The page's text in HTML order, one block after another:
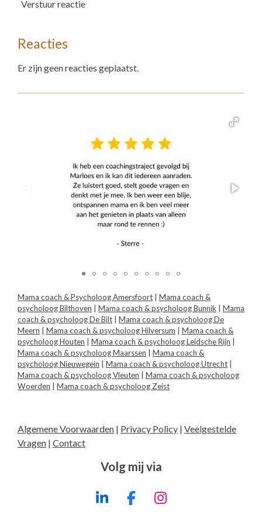
Verstuur reactie
Reacties
Er zijn geen reacties geplaatst.
Mama coach & Psycholoog Amersfoort
Mama coach &
psycholoog Bilthoven
Mama coach & psycholoog Bunnik
Mama
coach & psycholoog De Bilt
Mama coach & psycholoog De
Meern
Mama coach & psycholoog Hilversum
Mama coach &
psycholoog Houten
Mama coach & psycholoog Leidsche Rijn
Mama coach & psycholoog Maarssen
Mama coach &
psycholoog Nieuwegein
Mama coach & psycholoog Utrecht
Mama coach & psycholoog Vleuten
Mama coach & psycholoog
Woerden
Mama coach & psycholoog Zeist
Algemene Voorwaarden | Privacy Policy | Veelgestelde
Vragen | Contact
Volg mij via
L
F
I